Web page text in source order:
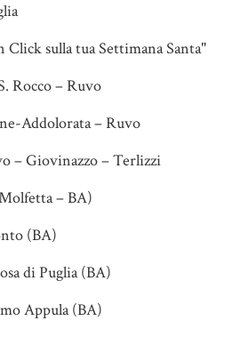
sulla tua Settimana Santa"
Rocco – Ruvo
Addolorata – Ruvo
– Giovinazzo – Terlizzi
– BA)
(BA)
di Puglia (BA)
Appula (BA)